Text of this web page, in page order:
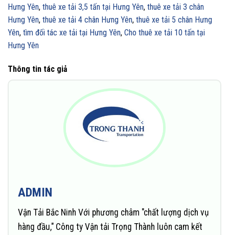
Hưng Yên, thuê xe tải 3,5 tấn tại Hưng Yên, thuê xe tải 3 chân
Hưng Yên, thuê xe tải 4 chân Hưng Yên, thuê xe tải 5 chân Hưng
Yên, tìm đối tác xe tải tại Hưng Yên, Cho thuê xe tải 10 tấn tại
Hưng Yên
Thông tin tác giả
ADMIN
Vận Tải Bắc Ninh Với phương châm "chất lượng dịch vụ
hàng đầu," Công ty Vận tải Trọng Thành luôn cam kết